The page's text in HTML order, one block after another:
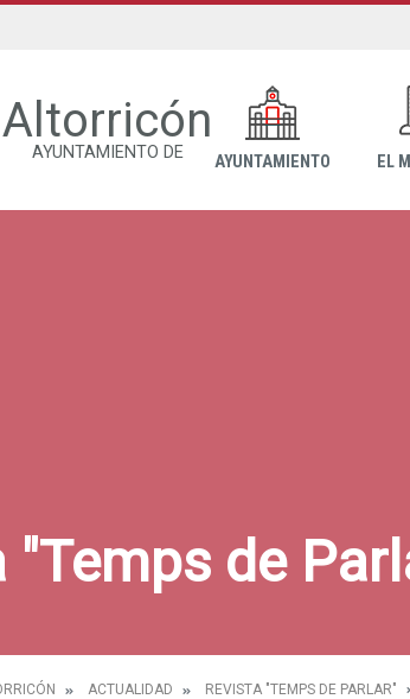
Altorricón
AYUNTAMIENTO DE AYUNTAMIENTO EL
"Temps de
ACTUALIDAD REVISTA "TEMPS DE PARLAR"